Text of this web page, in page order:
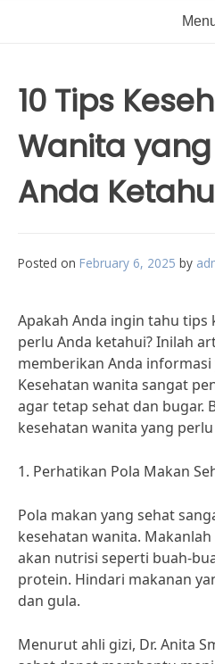
10 Tips
Wanita
Anda
Posted on February 6, 2025 by
Apakah Anda ingin tahu tips
perlu Anda ketahui? Inilah
memberikan Anda
Kesehatan wanita sangat
agar tetap sehat dan bugar.
kesehatan wanita yang
1. Perhatikan Pola Makan
Pola makan yang sehat
kesehatan wanita.
akan nutrisi seperti buah-
protein. Hindari makanan
dan gula.
Menurut ahli gizi, Dr. Anita